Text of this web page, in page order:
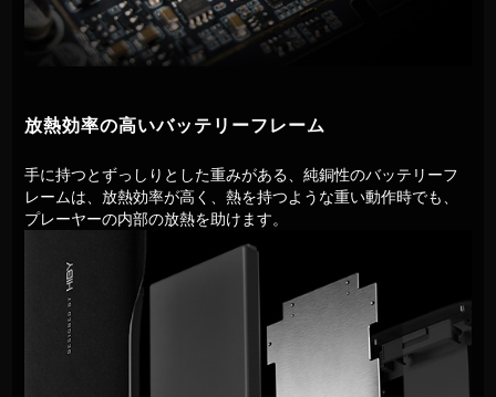
放熱効率の高いバッテリーフレーム
手に持つとずっしりとした重みがある、純銅性のバッテリーフ
レームは、放熱効率が高く、熱を持つような重い動作時でも、
プレーヤーの内部の放熱を助けます。